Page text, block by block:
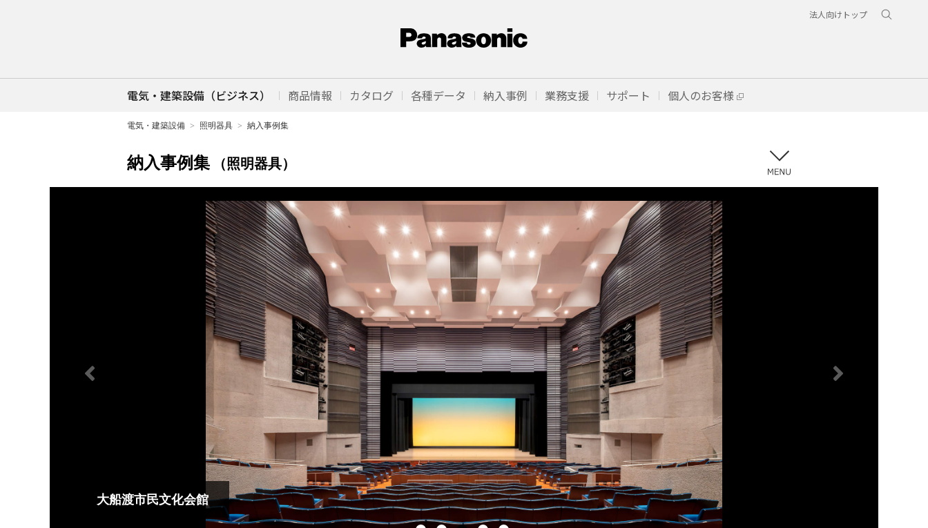
法人向けトップ
電気・建築設備（ビジネス） 商品情報 カタログ 各種データ 納入事例 業務支援 サポート 個人のお客様
電気・建築設備 照明器具 納入事例集
納入事例集 （照明器具）
大船渡市民文化会館